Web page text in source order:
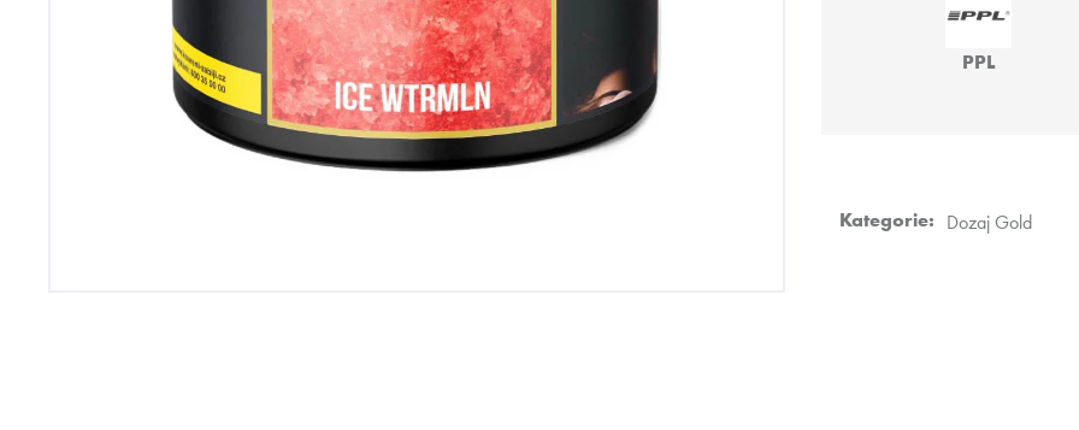
PPL
Kategorie: Dozaj Gold
SARMA 360 STRONG – LYCH SOD
200G
929 Kč
SARMA 360 STRONG – MONTN
LAVNDR 200G
929 Kč
SARMA – NDLS
879 Kč